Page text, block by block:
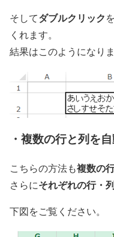
そしてダブルクリック
くれます。
結果はこのようになりま
・複数の行と列を
こちらの方法も複数の
さらにそれぞれの行・
下図をご覧ください。